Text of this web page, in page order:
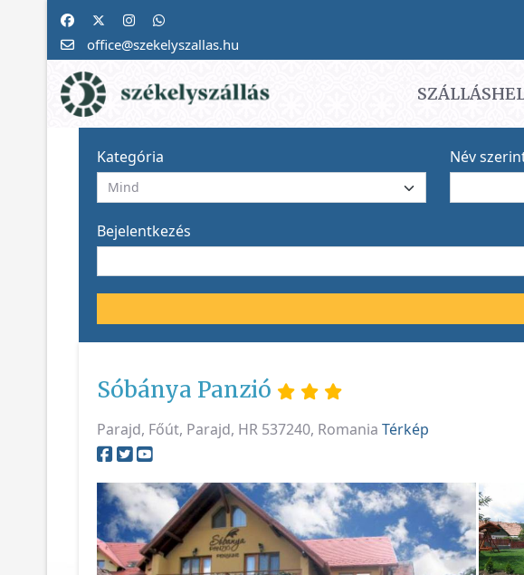
office@szekelyszallas.hu
Kategória Név
Bejelentkezés
Sóbánya Panzió
Parajd, Főút, Parajd, HR 537240, Romania Térkép